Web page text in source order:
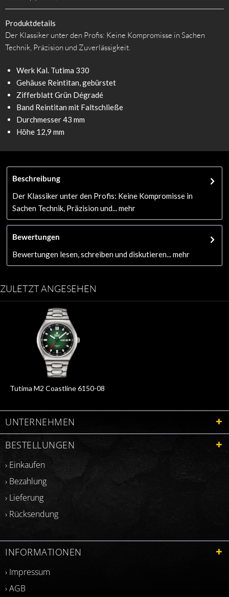
Produktdetails
Der Klassiker unter den Profis: Keine Kompromisse in Sachen
Technik, Präzision und Zuverlässigkeit.
Werk Kal. Tutima 330
Gehäuse Reintitan, gebürstet
Zifferblatt Grün Dégradé
Band Reintitan mit Faltschließe
Durchmesser 43 mm
Höhe 12,9 mm
Beschreibung
Der Klassiker unter den Profis: Keine Kompromisse in
Sachen Technik, Präzision und...
mehr
Bewertungen
Bewertungen lesen, schreiben und diskutieren...
mehr
ZULETZT ANGESEHEN
Tutima M2 Coastline 6150-08
UNTERNEHMEN
BESTELLUNGEN
› Einkaufen
› Bezahlung
› Lieferung
› Rücksendung
INFORMATIONEN
› Impressum
› AGB